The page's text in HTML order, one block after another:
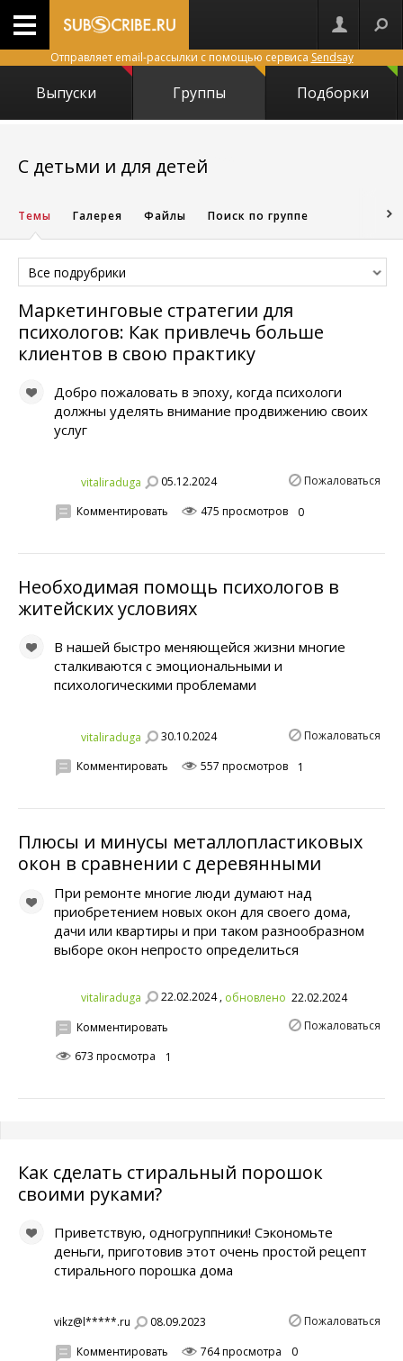
Отправляет email-рассылки с помощью сервиса Sendsay
Выпуски Группы Подборки
С детьми и для детей
Темы Галерея Файлы Поиск по группе
Все подрубрики
Маркетинговые стратегии для
психологов: Как привлечь больше
клиентов в свою практику
Добро пожаловать в эпоху, когда психологи
должны уделять внимание продвижению своих
услуг
vitaliraduga 05.12.2024 Пожаловаться
Комментировать 475 просмотров 0
Необходимая помощь психологов в
житейских условиях
В нашей быстро меняющейся жизни многие
сталкиваются с эмоциональными и
психологическими проблемами
vitaliraduga 30.10.2024 Пожаловаться
Комментировать 557 просмотров 1
Плюсы и минусы металлопластиковых
окон в сравнении с деревянными
При ремонте многие люди думают над
приобретением новых окон для своего дома,
дачи или квартиры и при таком разнообразном
выборе окон непросто определиться
vitaliraduga 22.02.2024 , обновлено 22.02.2024
Пожаловаться
Комментировать
673 просмотра
1
Как сделать стиральный порошок
своими руками?
Приветствую, одногруппники! Сэкономьте
деньги, приготовив этот очень простой рецепт
стирального порошка дома
vikz@l*****.ru 08.09.2023 Пожаловаться
Комментировать 764 просмотра 0